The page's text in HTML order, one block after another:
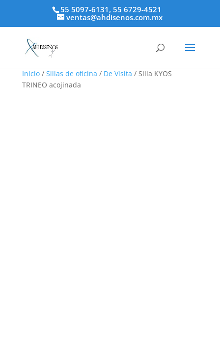
55 5097-6131, 55 6729-4521
ventas@ahdisenos.com.mx
Inicio/ Sillas de oficina / De Visita / Silla KYOS
TRINEO acojinada